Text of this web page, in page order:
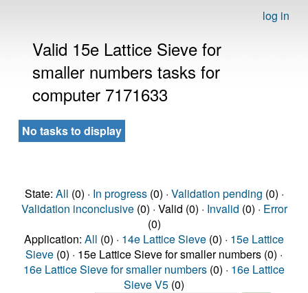
log in
Valid 15e Lattice Sieve for
smaller numbers tasks for
computer 7171633
No tasks to display
State: All (0) · In progress(0) · Validation pending (0) ·
Validation inconclusive(0) · Valid (0) · Invalid (0) · Error
(0)
Application: All (0) · 14e Lattice Sieve (0) · 15e Lattice
Sieve (0) · 15e Lattice Sieve for smaller numbers (0) ·
16e Lattice Sieve for smaller numbers (0) · 16e Lattice
Sieve V5 (0)